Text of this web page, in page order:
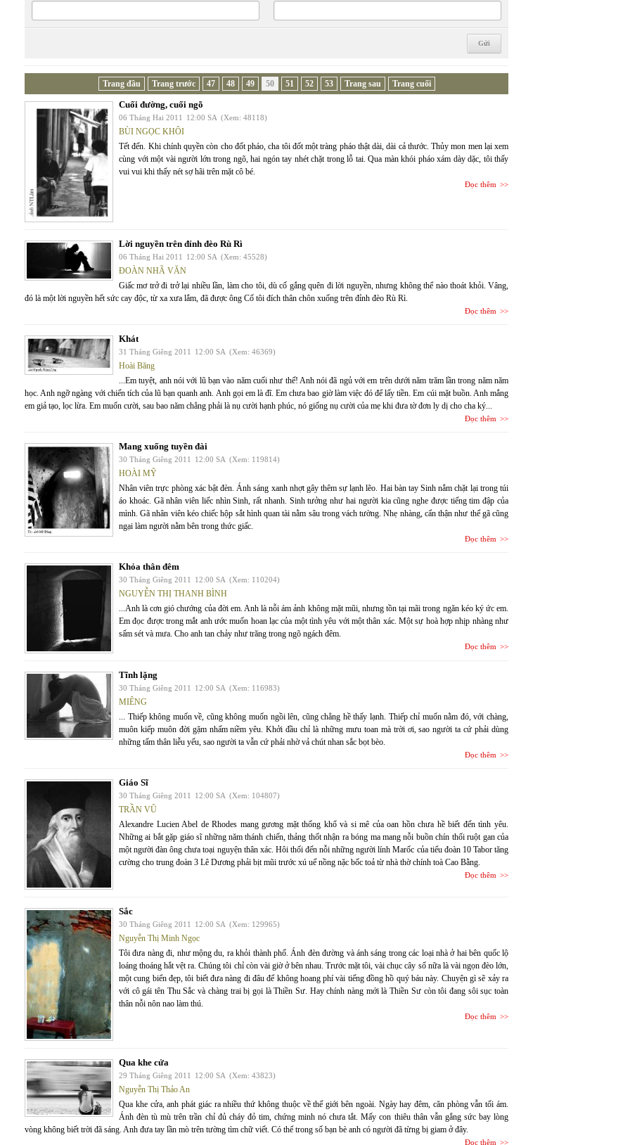
Trang đầu Trang trước 47 48 49 50 51 52 53 Trang sau Trang cuối
Cuối đường, cuối ngõ
06 Tháng Hai 2011 12:00 SA (Xem: 48118)
BÙI NGỌC KHÔI
Tết đến. Khi chính quyền còn cho đốt pháo, cha tôi đốt một tràng pháo thật dài, dài cả thước. Thủy mon men lại xem
cùng với một vài người lớn trong ngõ, hai ngón tay nhét chặt trong lỗ tai. Qua màn khói pháo xám dày dặc, tôi thấy
vui vui khi thấy nét sợ hãi trên mặt cô bé.
Đọc thêm
Lời nguyền trên đỉnh đèo Rù Rì
06 Tháng Hai 2011 12:00 SA (Xem: 45528)
ĐOÀN NHÃ VĂN
Giấc mơ trở đi trở lại nhiều lần, làm cho tôi, dù cố gắng quên đi lời nguyền, nhưng không thể nào thoát khỏi. Vâng,
đó là một lời nguyền hết sức cay độc, từ xa xưa lắm, đã được ông Cố tôi đích thân chôn xuống trên đỉnh đèo Rù Rì.
Đọc thêm
Khát
31 Tháng Giêng 2011 12:00 SA (Xem: 46369)
Hoài Băng
...Em tuyệt, anh nói với lũ bạn vào năm cuối như thế! Anh nói đã ngủ với em trên dưới năm trăm lần trong năm năm
học. Anh ngỡ ngàng với chiến tích của lũ bạn quanh anh. Anh gọi em là đĩ. Em chưa bao giờ làm việc đó để lấy tiền. Em cúi mặt buồn. Anh mắng
em giả tạo, lọc lừa. Em muốn cười, sau bao năm chẳng phải là nụ cười hạnh phúc, nó giống nụ cười của mẹ khi đưa tờ đơn ly dị cho cha ký...
Đọc thêm
Mang xuống tuyền đài
30 Tháng Giêng 2011 12:00 SA (Xem: 119814)
HOÀI MỸ
Nhân viên trực phòng xác bật đèn. Ánh sáng xanh nhợt gây thêm sự lạnh lẽo. Hai bàn tay Sinh nắm chặt lại trong túi
áo khoác. Gã nhân viên liếc nhìn Sinh, rất nhanh. Sinh tưởng như hai người kia cũng nghe được tiếng tim đập của
mình. Gã nhân viên kéo chiếc hộp sắt hình quan tài nằm sâu trong vách tường. Nhẹ nhàng, cẩn thận như thể gã cũng
ngại làm người nằm bên trong thức giấc.
Đọc thêm
Khỏa thân đêm
30 Tháng Giêng 2011 12:00 SA (Xem: 110204)
NGUYỄN THỊ THANH BÌNH
...Anh là cơn gió chướng của đời em. Anh là nỗi ám ảnh không mặt mũi, nhưng tồn tại mãi trong ngăn kéo ký ức em.
Em đọc được trong mắt anh ước muốn hoan lạc của một tình yêu với một thân xác. Một sự hoà hợp nhịp nhàng như
sấm sét và mưa. Cho anh tan chảy như trăng trong ngõ ngách đêm.
Đọc thêm
Tĩnh lặng
30 Tháng Giêng 2011 12:00 SA (Xem: 116983)
MIÊNG
... Thiếp không muốn về, cũng không muốn ngồi lên, cũng chẳng hề thấy lạnh. Thiếp chỉ muốn nằm đó, với chàng,
muôn kiếp muôn đời gặm nhấm niềm yêu. Khởi đầu chỉ là những mưu toan mà trời ơi, sao người ta cứ phải dùng
những tấm thân liễu yếu, sao người ta vẫn cứ phải nhờ vả chút nhan sắc bọt bèo.
Đọc thêm
Giáo Sĩ
30 Tháng Giêng 2011 12:00 SA (Xem: 104807)
TRẦN VŨ
Alexandre Lucien Abel de Rhodes mang gương mặt thống khổ và si mê của oan hồn chưa hề biết đến tình yêu.
Những ai bắt gặp giáo sĩ những năm thánh chiến, thảng thốt nhận ra bóng ma mang nỗi buồn chín thối ruột gan của
một người đàn ông chưa toại nguyện thân xác. Hôi thối đến nỗi những người lính Marốc của tiểu đoàn 10 Tabor tăng
cường cho trung đoàn 3 Lê Dương phải bịt mũi trước xú uế nồng nặc bốc toả từ nhà thờ chính toà Cao Bằng.
Đọc thêm
Sắc
30 Tháng Giêng 2011 12:00 SA (Xem: 129965)
Nguyễn Thị Minh Ngọc
Tôi đưa nàng đi, như mộng du, ra khỏi thành phố. Ánh đèn đường và ánh sáng trong các loại nhà ở hai bên quốc lộ
loáng thoáng hắt vệt ra. Chúng tôi chỉ còn vài giờ ở bên nhau. Trước mặt tôi, vài chục cây số nữa là vài ngọn đèo lớn,
một cung biển đẹp, tôi biết đưa nàng đi đâu để không hoang phí vài tiếng đồng hồ quý báu này. Chuyện gì sẽ xảy ra
với cô gái tên Thu Sắc và chàng trai bị gọi là Thiền Sư. Hay chính nàng mới là Thiền Sư còn tôi đang sôi sục toàn
thân nỗi nôn nao làm thú.
Đọc thêm
Qua khe cửa
29 Tháng Giêng 2011 12:00 SA (Xem: 43823)
Nguyễn Thị Thảo An
Qua khe cửa, anh phát giác ra nhiều thứ không thuộc về thế giới bên ngoài. Ngày hay đêm, căn phòng vẫn tối ám.
Ánh đèn tù mù trên trần chỉ đủ cháy đỏ tim, chứng minh nó chưa tắt. Mấy con thiêu thân vẫn gắng sức bay lòng
vòng không biết trời đã sáng. Anh đưa tay lần mò trên tường tìm chữ viết. Có thể trong số bạn bè anh có người đã từng bị giam ở đây.
Đọc thêm